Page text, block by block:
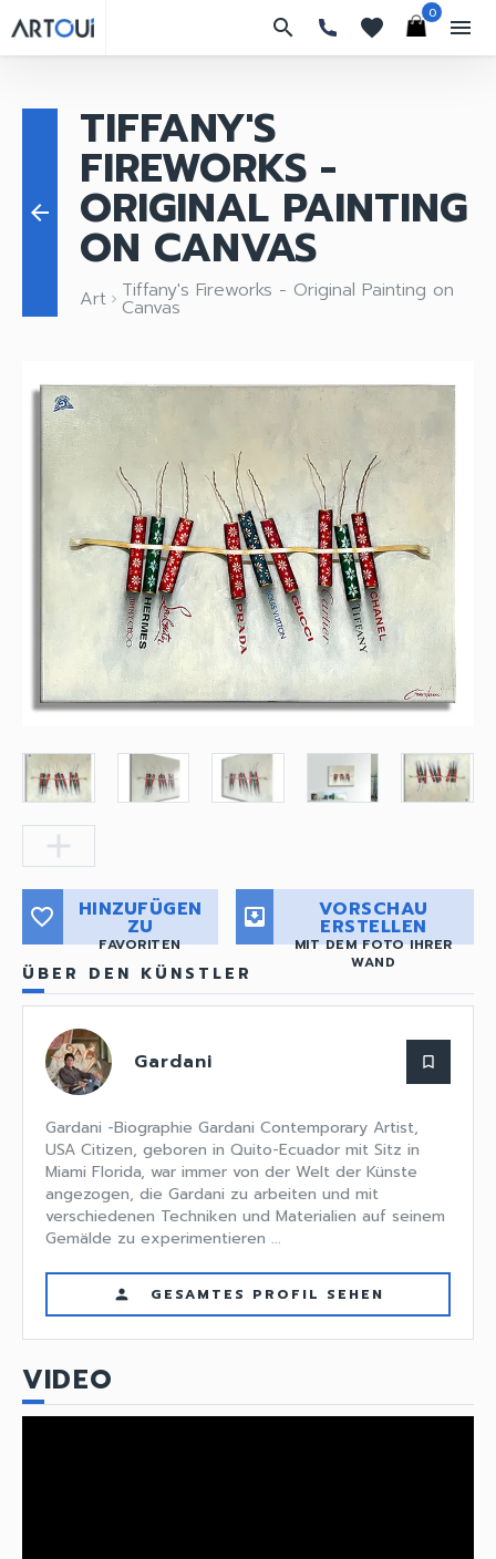
search favorites
0
menu
arrow_back
TIFFANY'S
FIREWORKS -
ORIGINAL PAINTING
ON CANVAS
Art keyboard_arrow_right Tiffany's Fireworks - Original Painting on
Canvas
add
favorite_border HINZUFÜGEN
ZU
FAVORITEN
move_to_inbox VORSCHAU
ERSTELLEN
MIT DEM FOTO IHRER
WAND
ÜBER DEN KÜNSTLER
Gardani bookmark_border
Gardani -Biographie Gardani Contemporary Artist,
USA Citizen, geboren in Quito-Ecuador mit Sitz in
Miami Florida, war immer von der Welt der Künste
angezogen, die Gardani zu arbeiten und mit
verschiedenen Techniken und Materialien auf seinem
Gemälde zu experimentieren ...
person GESAMTES PROFIL SEHEN
VIDEO